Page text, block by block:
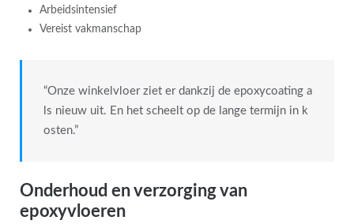
Arbeidsintensief
Vereist vakmanschap
“Onze winkelvloer ziet er dankzij de epoxycoating a
ls nieuw uit. En het scheelt op de lange termijn in k
osten.”
Onderhoud en verzorging van
epoxyvloeren